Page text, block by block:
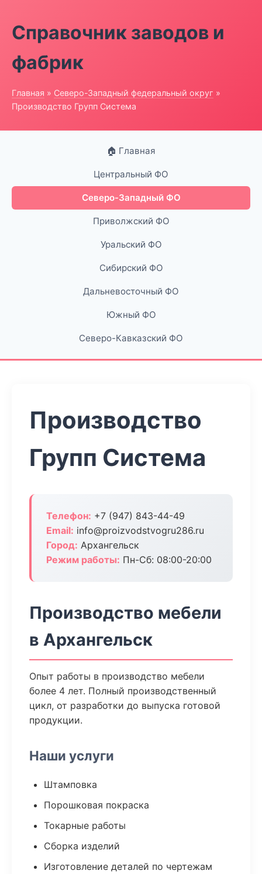
Справочник заводов и
фабрик
Главная » Северо-Западный федеральный округ »
Производство Групп Система
🏠 Главная
Центральный ФО
Северо-Западный ФО
Приволжский ФО
Уральский ФО
Сибирский ФО
Дальневосточный ФО
Южный ФО
Северо-Кавказский ФО
Производство
Групп Система
Телефон: +7 (947) 843-44-49
Email: info@proizvodstvogru286.ru
Город: Архангельск
Режим работы: Пн-Сб: 08:00-20:00
Производство мебели
в Архангельск
Опыт работы в производство мебели
более 4 лет. Полный производственный
цикл, от разработки до выпуска готовой
продукции.
Наши услуги
Штамповка
Порошковая покраска
Токарные работы
Сборка изделий
Изготовление деталей по чертежам